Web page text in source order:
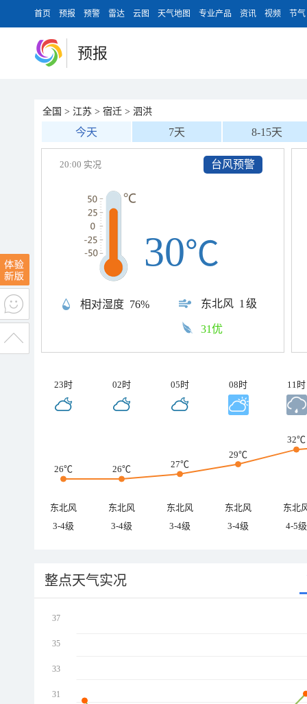
首页 预报 预警 雷达 云图 天气地图 专业产品 资讯 视频 节气
预报
全国 > 江苏 > 宿迁 > 泗洪
今天 7天 8-15天
台风预警
20:00 实况
相对湿度 76% 东北风 1级
30℃
31优
23时 02时 05时 08时 11时
26℃ 26℃ 27℃
29℃
32℃
东北风 东北风 东北风 东北风
东北
3-4级
3-4级 3-4级 3-4级 4-5级
整点天气实况
37
35
33
31